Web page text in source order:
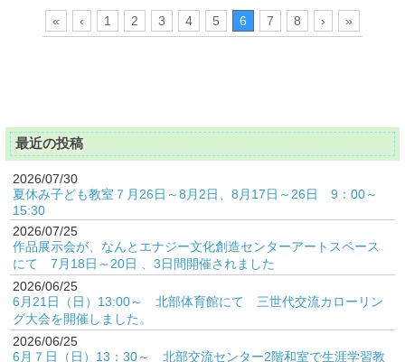
« ‹ 1 2 3 4 5 6 7 8 › »
最近の投稿
2026/07/30
夏休み子ども教室７月26日～8月2日、8月17日～26日 9：00～
15:30
2026/07/25
作品展示会が、なんとエナジー文化創造センターアートスペース
にて 7月18日～20日 、3日間開催されました
2026/06/25
6月21日（日）13:00～ 北部体育館にて 三世代交流カローリン
グ大会を開催しました。
2026/06/25
6月７日（日）13：30～ 北部交流センター2階和室で生涯学習教